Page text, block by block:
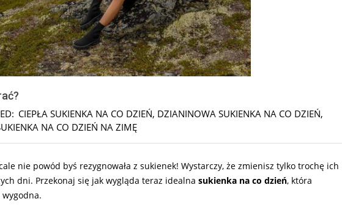
CIEPŁA SUKIENKA NA CO DZIEŃ, DZIANINOWA SUKIENKA NA CO DZIEŃ,
NA CO DZIEŃ NA ZIMĘ
nie powód byś rezygnowała z sukienek! Wystarczy, że zmienisz tylko trochę ich
dni. Przekonaj się jak wygląda teraz idealna sukienka na co dzień, która